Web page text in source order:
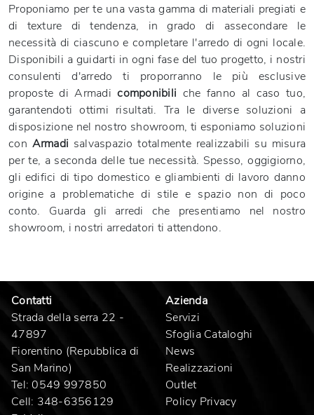
Proponiamo per te una vasta gamma di materiali pregiati e
di texture di tendenza, in grado di assecondare le
necessità di ciascuno e completare l'arredo di ogni locale.
Disponibili a guidarti in ogni fase del tuo progetto, i nostri
consulenti d'arredo ti proporranno le più esclusive
proposte di Armadicomponibili che fanno al caso tuo,
garantendoti ottimi risultati. Tra le diverse soluzioni a
disposizione nel nostro showroom, ti esponiamo soluzioni
con Armadi salvaspazio totalmente realizzabili su misura
per te, a seconda delle tue necessità. Spesso, oggigiorno,
gli edifici di tipo domestico e gliambienti di lavoro danno
origine a problematiche di stile e spazio non di poco
conto. Guarda gli arredi che presentiamo nel nostro
showroom, i nostri arredatori ti attendono.
Contatti
Strada della serra 22 -
47897
Fiorentino (Repubblica di
San Marino)
Tel: 0549 997850
Cell: 348-6356129
Azienda
Servizi
Sfoglia Cataloghi
News
Realizzazioni
Outlet
Policy Privacy